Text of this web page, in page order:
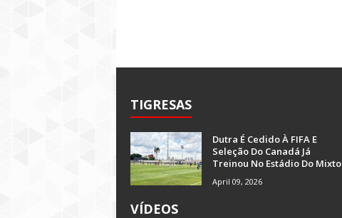
TIGRESAS
Dutra É Cedido À FIFA E
Seleção Do Canadá Já
Treinou No Estádio Do Mixto
April 09, 2026
VÍDEOS